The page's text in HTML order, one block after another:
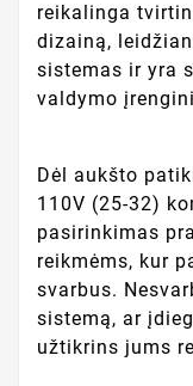
reikalinga
dizainą,
sistemas ir yra
valdymo
Dėl aukšto
110V (25-32)
pasirinkimas
reikmėms, kur
svarbus.
sistemą, ar
užtikrins jums